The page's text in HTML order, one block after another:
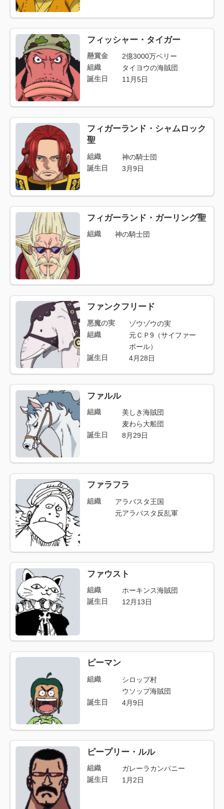
フィッシャー・タイガー
懸賞金
2億3000万ベリー
組織
タイヨウの海賊団
誕生日
11月5日
フィガーランド・シャムロック
聖
組織
神の騎士団
誕生日
3月9日
フィガーランド・ガーリング聖
組織 神の騎士団
ファンクフリード
悪魔の実
ゾウゾウの実
組織
元ＣＰ9（サイファー
ポール）
誕生日
4月28日
ファルル
組織
美しき海賊団
麦わら大船団
誕生日
8月29日
ファラフラ
組織
アラバスタ王国
元アラバスタ反乱軍
ファウスト
組織
ホーキンス海賊団
誕生日
12月13日
ピーマン
組織
シロップ村
ウソップ海賊団
誕生日
4月9日
ピープリー・ルル
組織
ガレーラカンパニー
誕生日
1月2日